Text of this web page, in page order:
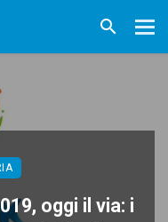
oggi il via: i